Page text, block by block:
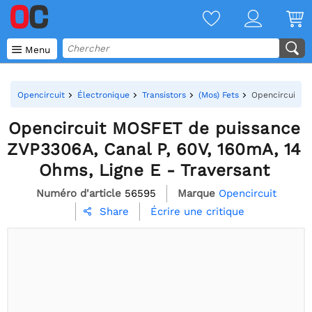
 Menu
Opencircuit Électronique Transistors (Mos) Fets Opencircuit
Opencircuit MOSFET de puissance
ZVP3306A, Canal P, 60V, 160mA, 14
Ohms, Ligne E - Traversant
Numéro d'article 56595 Marque Opencircuit
 Share Écrire une critique